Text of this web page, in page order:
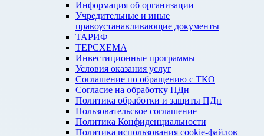
Информация об организации
Учредительные и иные
правоустанавливающие документы
ТАРИФ
ТЕРСХЕМА
Инвестиционные программы
Условия оказания услуг
Соглашение по обращению с ТКО
Согласие на обработку ПДн
Политика обработки и защиты ПДн
Пользовательское соглашение
Политика Конфиденциальности
Политика использования cookie-файлов